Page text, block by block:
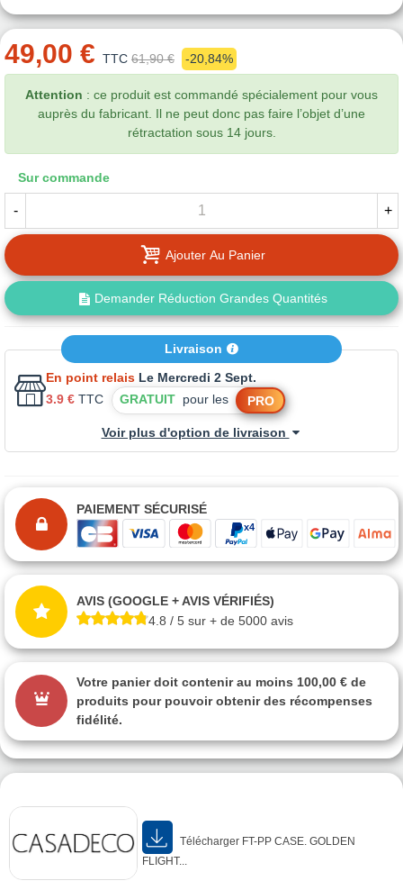
Télécharger FT-PP CASE. GOLDEN
FLIGHT...
49,00 € TTC 61,90 € -20,84%
Attention : ce produit est commandé spécialement pour vous
auprès du fabricant. Il ne peut donc pas faire l’objet d’une
rétractation sous 14 jours.
Sur commande
- +
Ajouter Au Panier
Demander Réduction Grandes Quantités
Livraison
En point relais Le Mercredi 2 Sept.
3.9 € TTC GRATUIT pour les PRO
Voir plus d'option de livraison
PAIEMENT SÉCURISÉ
AVIS (GOOGLE + AVIS VÉRIFIÉS)
4.8 / 5 sur + de 5000 avis
Votre panier doit contenir au moins 100,00 € de
produits pour pouvoir obtenir des récompenses
fidélité.